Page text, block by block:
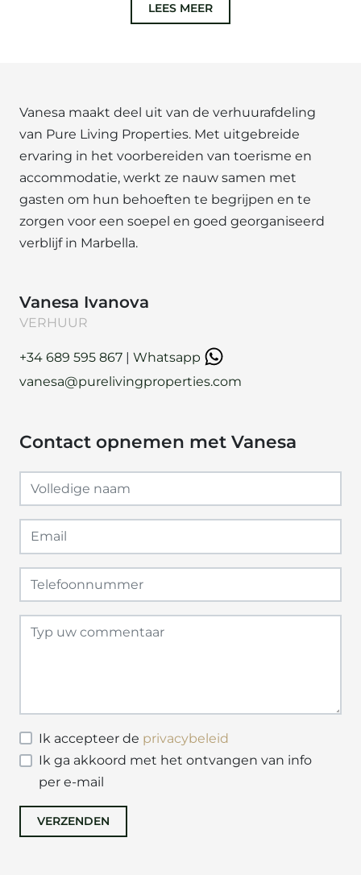
LEES MEER
Vanesa maakt deel uit van de verhuurafdeling
van Pure Living Properties. Met uitgebreide
ervaring in het voorbereiden van toerisme en
accommodatie, werkt ze nauw samen met
gasten om hun behoeften te begrijpen en te
zorgen voor een soepel en goed georganiseerd
verblijf in Marbella.
Vanesa Ivanova
VERHUUR
+34 689 595 867 | Whatsapp
vanesa@purelivingproperties.com
Contact opnemen met Vanesa
Ik accepteer de privacybeleid
Ik ga akkoord met het ontvangen van info
per e-mail
VERZENDEN